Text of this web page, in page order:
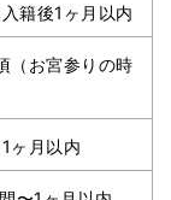
籍後1ヶ月以内
（お宮参りの時
ヶ月以内